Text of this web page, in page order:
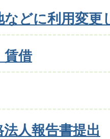
などに利用変更
賃借
人報告書提出